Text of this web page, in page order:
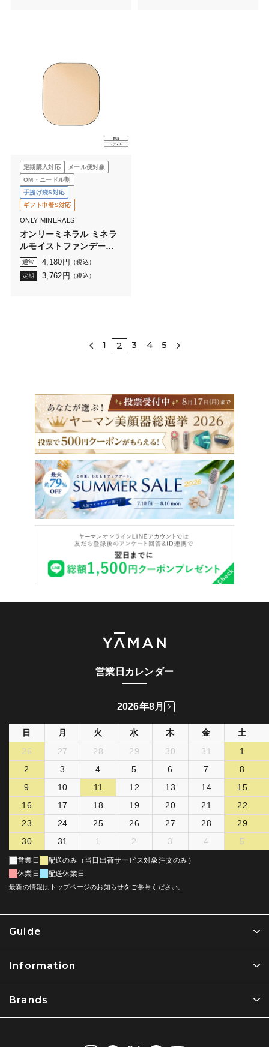
定期購入対応
メール便対象
OM・ニードル割
手提げ袋S対応
ギフト巾着S対応
ONLY MINERALS
オンリーミネラル ミネラ
ルモイストファンデーシ
ョン レフィル（ケー
ス・携帯ブラシなし）
通常 4,180 円 （税込）
定期 3,762 円 （税込）
1 2 3 4 5
Guide
Information
Brands
営業日カレンダー
2026年8月
日 月 火 水 木 金
土
26
27 28 29 30 31
1
2
3 4 5 6 7
8
9
10 11 12 13 14
15
16
17 18 19 20 21
22
23
24 25 26 27 28
29
30
31 1 2 3 4 5
営業日
配送のみ（当日出荷サービス対象注文のみ）
休業日
配送休業日
最新の情報はトップページのお知らせをご参照ください。